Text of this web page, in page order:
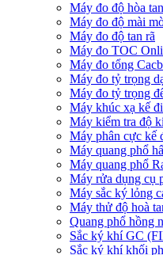
Máy đo độ hòa
Máy đo độ mài
Máy đo độ tan rã
Máy đo TOC
Máy đo tổng
Máy đo tỷ trọng
Máy đo tỷ trọng
Máy khúc xạ kế
Máy kiểm tra độ
Máy phân cực kế
Máy quang phổ
Máy quang phổ
Máy rửa dụng cụ
Máy sắc ký lỏng
Máy thử độ hoà
Quang phổ hồng
Sắc ký khí GC
Sắc ký khí khối